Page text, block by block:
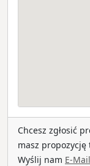
Chcesz zgłosić
masz propozycję
Wyślij nam E-Mail